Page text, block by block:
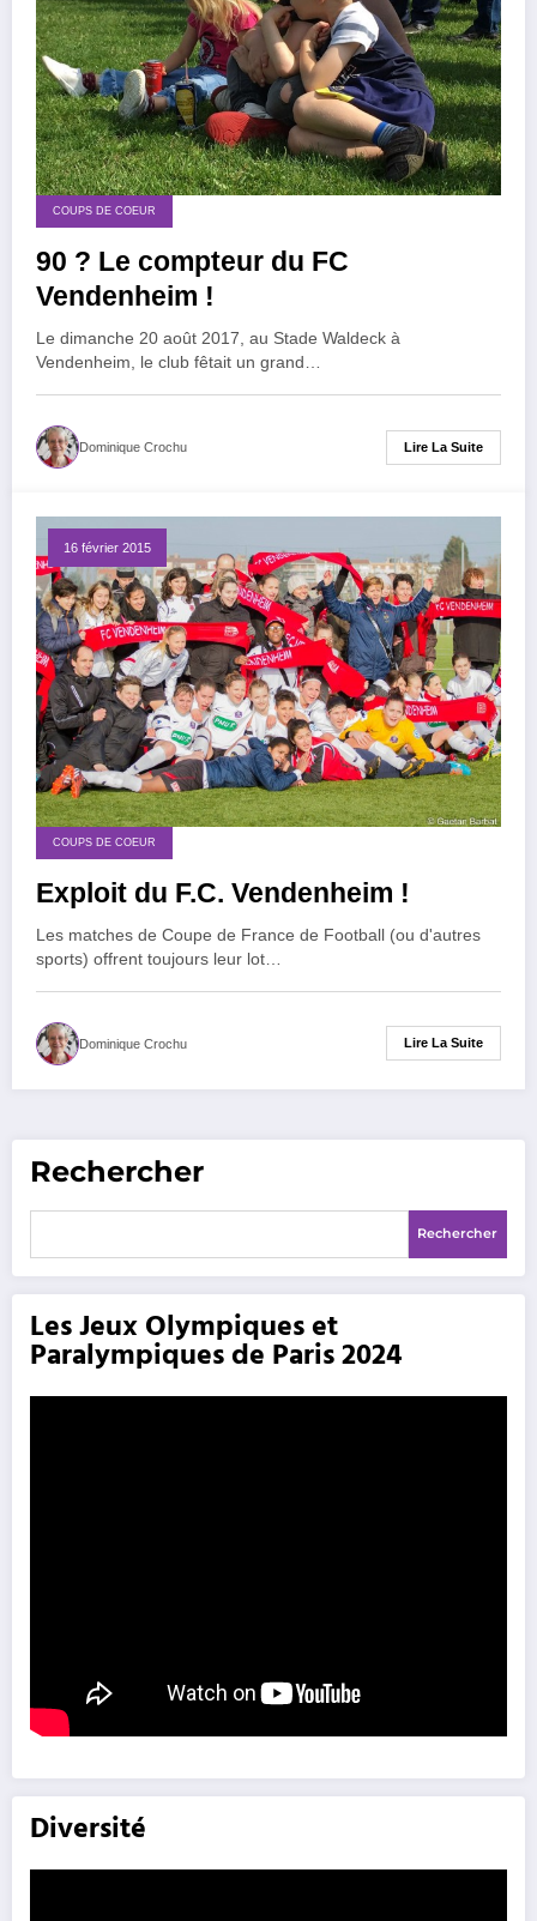
COUPS DE COEUR
90 ? Le compteur du FC
Vendenheim !
Le dimanche 20 août 2017, au Stade Waldeck à
Vendenheim, le club fêtait un grand…
Dominique Crochu Lire La Suite
16 février 2015
COUPS DE COEUR
Exploit du F.C. Vendenheim !
Les matches de Coupe de France de Football (ou d'autres
sports) offrent toujours leur lot…
Dominique Crochu Lire La Suite
Rechercher
Rechercher
Les Jeux Olympiques et
Paralympiques de Paris 2024
Diversité